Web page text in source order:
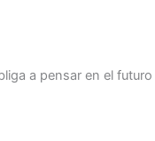
a pensar en el futuro